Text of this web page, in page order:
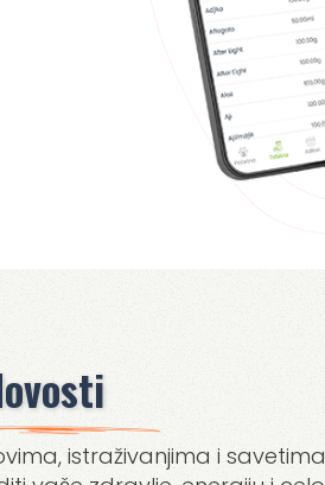
istraživanjima i